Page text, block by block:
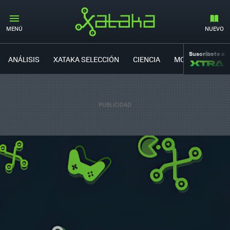
MENÚ NUEVO
ANÁLISIS XATAKA SELECCIÓN CIENCIA MOVILIDAD
Suscríbete a